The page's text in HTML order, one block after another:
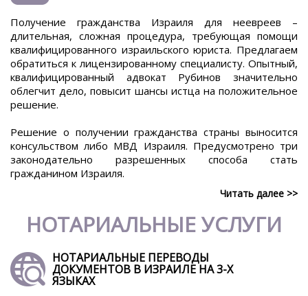
Получение гражданства Израиля для неевреев –
длительная, сложная процедура, требующая помощи
квалифицированного израильского юриста. Предлагаем
обратиться к лицензированному специалисту. Опытный,
квалифицированный адвокат Рубинов значительно
облегчит дело, повысит шансы истца на положительное
решение.
Решение о получении гражданства страны выносится
консульством либо МВД Израиля. Предусмотрено три
законодательно разрешенных способа стать
гражданином Израиля.
Читать далее >>
НОТАРИАЛЬНЫЕ УСЛУГИ
НОТАРИАЛЬНЫЕ ПЕРЕВОДЫ
ДОКУМЕНТОВ В ИЗРАИЛЕ НА 3-Х
ЯЗЫКАХ